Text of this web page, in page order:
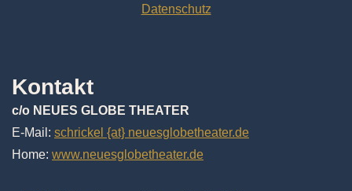
Datenschutz
Kontakt
c/o NEUES GLOBE THEATER
E-Mail: schrickel {at} neuesglobetheater.de
Home: www.neuesglobetheater.de